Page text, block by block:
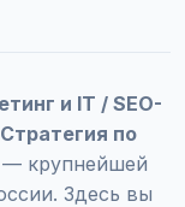
и IT / SEO-
по
— крупнейшей
Здесь вы